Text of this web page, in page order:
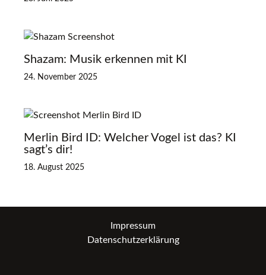
Shazam: Musik erkennen mit KI
24. November 2025
Merlin Bird ID: Welcher Vogel ist das? KI
sagt’s dir!
18. August 2025
Impressum
Datenschutzerklärung